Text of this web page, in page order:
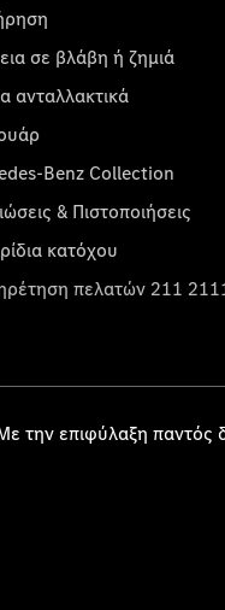
σε βλάβη ή ζημιά
ανταλλακτικά
Benz Collection
& Πιστοποιήσεις
κατόχου
πελατών 211
επιφύλαξη παντός